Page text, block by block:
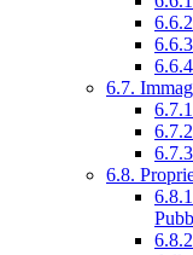
6.7.
6.8.